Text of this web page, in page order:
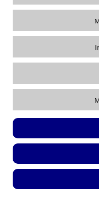
LOCAÇÃO DE CAMINHÃO
LOCAÇÃO DE CAMINHÃO COM
LOCAÇÃO DE CAMINHÃO
MONTAGEM DE FACHADA DE
PLACA ACRÍLICO
PLACA DE ACM ADESIVADA
PLACA DE ACRÍLICO
PLACAS DE ACRÍLICO
PLATAFORMA ELEVATÓRIA
REFORMA DE FACHADA